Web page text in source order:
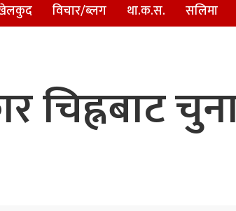
विचार/ब्लग था.क.स. सलिमा
चिह्नबाट